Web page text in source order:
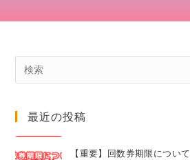
最近の投稿
【重要】回数券期限について